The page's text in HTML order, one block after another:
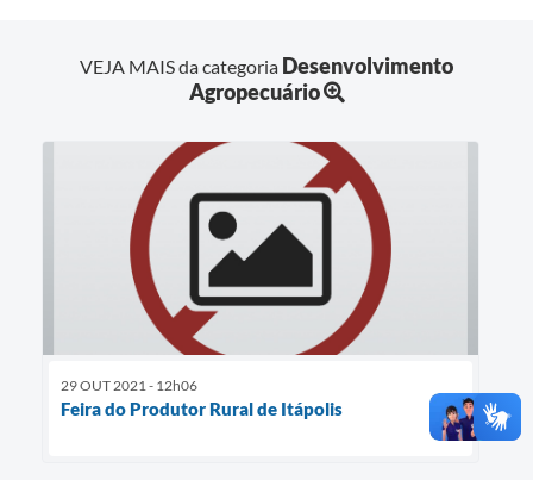
VEJA MAIS da categoria Desenvolvimento
Agropecuário
29 OUT 2021 - 12h06
Feira do Produtor Rural de Itápolis